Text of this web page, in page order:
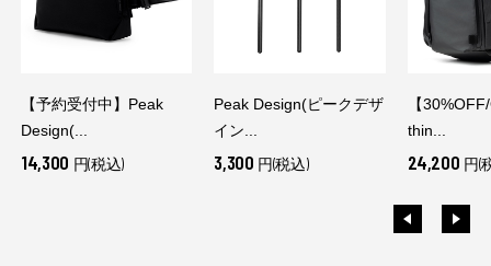
【予約受付中】Peak
Design(...
14,300 円(税込)
Peak Design(ピークデザ
イン...
3,300 円(税込)
【
thin...
24,200 円(